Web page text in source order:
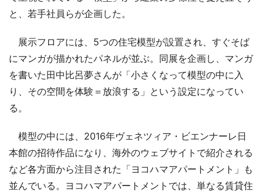
と、若手社員らが企画した。
展示フロアには、5つの住宅模型が設置され、すぐそば
にマンガが描かれたパネルが並ぶ。同展を企画し、マンガ
を書いた田中比呂夢さんが「小さくなって模型の中に入
り、その空間を体験＝放浪する」という設定になってい
る。
模型の中には、2016年ヴェネツィア・ビエンナーレ日
本館の招待作品になり、海外のウェブサイトで紹介される
など各方面から注目された「ヨコハマアパートメント」も
並んでいる。ヨコハマアパートメントでは、単なる賃貸住